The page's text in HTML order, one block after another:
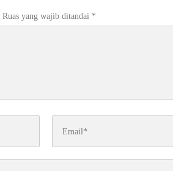
Ruas yang wajib ditandai *